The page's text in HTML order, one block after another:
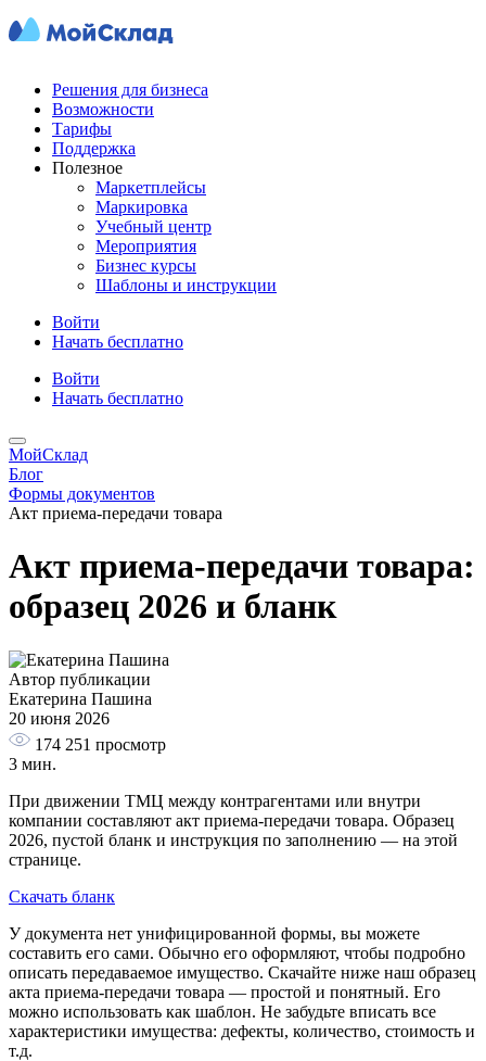
Решения для бизнеса
Возможности
Тарифы
Поддержка
Полезное
Маркетплейсы
Маркировка
Учебный центр
Мероприятия
Бизнес курсы
Шаблоны и инструкции
Войти
Начать бесплатно
Войти
Начать бесплатно
МойСклад
Блог
Формы документов
Акт приема-передачи товара
Акт приема-передачи товара:
образец 2026 и бланк
Автор публикации
Екатерина Пашина
20 июня 2026
174 251 просмотр
3 мин.
При движении ТМЦ между контрагентами или внутри
компании составляют акт приема-передачи товара. Образец
2026, пустой бланк и инструкция по заполнению — на этой
странице.
Скачать бланк
У документа нет унифицированной формы, вы можете
составить его сами. Обычно его оформляют, чтобы подробно
описать передаваемое имущество. Скачайте ниже наш образец
акта приема-передачи товара — простой и понятный. Его
можно использовать как шаблон. Не забудьте вписать все
характеристики имущества: дефекты, количество, стоимость и
т.д.